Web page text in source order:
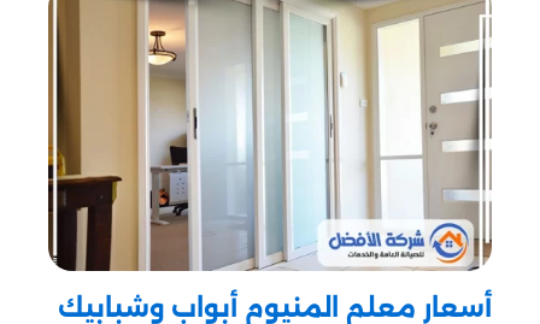
أسعار معلم المنيوم أبواب وشبابيك